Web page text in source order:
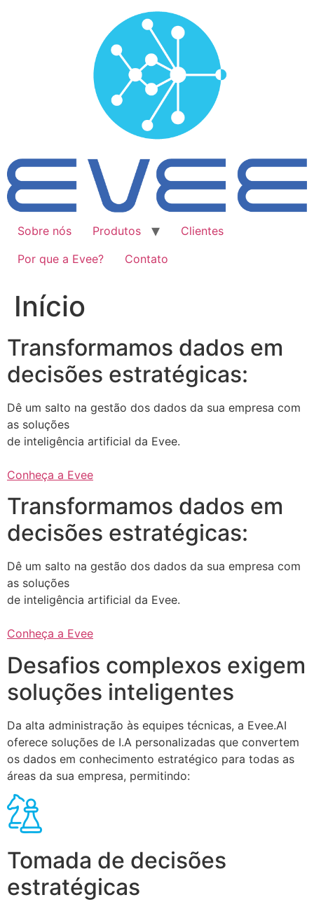
Sobre nós Produtos
Clientes
Por que a Evee?
Contato
Início
Transformamos dados em
decisões estratégicas:
Dê um salto na gestão dos dados da sua empresa com
as soluções
de inteligência artificial da Evee.
Conheça a Evee
Transformamos dados em
decisões estratégicas:
Dê um salto na gestão dos dados da sua empresa com
as soluções
de inteligência artificial da Evee.
Conheça a Evee
Desafios complexos exigem
soluções inteligentes
Da alta administração às equipes técnicas, a Evee.AI
oferece soluções de I.A personalizadas que convertem
os dados em conhecimento estratégico para todas as
áreas da sua empresa, permitindo:
Tomada de decisões
estratégicas